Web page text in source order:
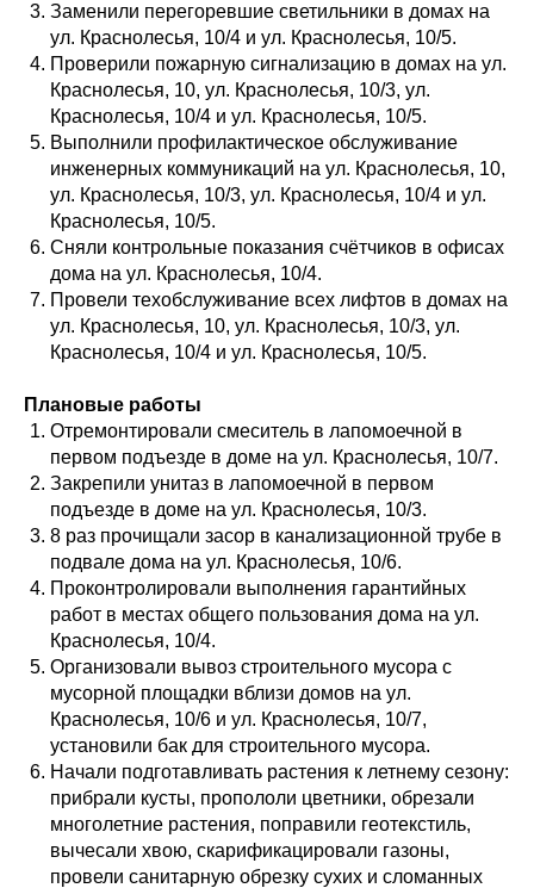
Заменили перегоревшие светильники в домах на
ул. Краснолесья, 10/4 и ул. Краснолесья, 10/5.
Проверили пожарную сигнализацию в домах на ул.
Краснолесья, 10, ул. Краснолесья, 10/3, ул.
Краснолесья, 10/4 и ул. Краснолесья, 10/5.
Выполнили профилактическое обслуживание
инженерных коммуникаций на ул. Краснолесья, 10,
ул. Краснолесья, 10/3, ул. Краснолесья, 10/4 и ул.
Краснолесья, 10/5.
Сняли контрольные показания счётчиков в офисах
дома на ул. Краснолесья, 10/4.
Провели техобслуживание всех лифтов в домах на
ул. Краснолесья, 10, ул. Краснолесья, 10/3, ул.
Краснолесья, 10/4 и ул. Краснолесья, 10/5.
Плановые работы
Отремонтировали смеситель в лапомоечной в
первом подъезде в доме на ул. Краснолесья, 10/7.
Закрепили унитаз в лапомоечной в первом
подъезде в доме на ул. Краснолесья, 10/3.
8 раз прочищали засор в канализационной трубе в
подвале дома на ул. Краснолесья, 10/6.
Проконтролировали выполнения гарантийных
работ в местах общего пользования дома на ул.
Краснолесья, 10/4.
Организовали вывоз строительного мусора с
мусорной площадки вблизи домов на ул.
Краснолесья, 10/6 и ул. Краснолесья, 10/7,
установили бак для строительного мусора.
Начали подготавливать растения к летнему сезону:
прибрали кусты, пропололи цветники, обрезали
многолетние растения, поправили геотекстиль,
вычесали хвою, скарификацировали газоны,
провели санитарную обрезку сухих и сломанных